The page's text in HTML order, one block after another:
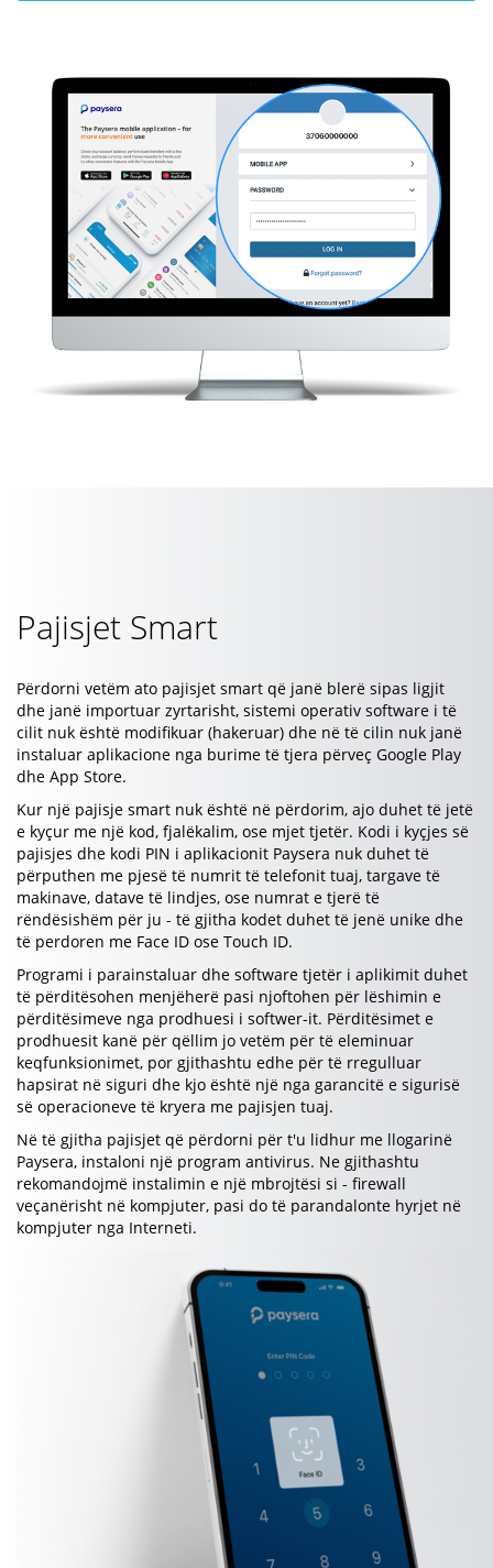
Pajisjet Smart
Përdorni vetëm ato pajisjet smart që janë blerë sipas ligjit
dhe janë importuar zyrtarisht, sistemi operativ software i të
cilit nuk është modifikuar (hakeruar) dhe në të cilin nuk janë
instaluar aplikacione nga burime të tjera përveç Google Play
dhe App Store.
Kur një pajisje smart nuk është në përdorim, ajo duhet të jetë
e kyçur me një kod, fjalëkalim, ose mjet tjetër. Kodi i kyçjes së
pajisjes dhe kodi PIN i aplikacionit Paysera nuk duhet të
përputhen me pjesë të numrit të telefonit tuaj, targave të
makinave, datave të lindjes, ose numrat e tjerë të
rëndësishëm për ju - të gjitha kodet duhet të jenë unike dhe
të perdoren me Face ID ose Touch ID.
Programi i parainstaluar dhe software tjetër i aplikimit duhet
të përditësohen menjëherë pasi njoftohen për lëshimin e
përditësimeve nga prodhuesi i softwer-it. Përditësimet e
prodhuesit kanë për qëllim jo vetëm për të eleminuar
keqfunksionimet, por gjithashtu edhe për të rregulluar
hapsirat në siguri dhe kjo është një nga garancitë e sigurisë
së operacioneve të kryera me pajisjen tuaj.
Në të gjitha pajisjet që përdorni për t'u lidhur me llogarinë
Paysera, instaloni një program antivirus. Ne gjithashtu
rekomandojmë instalimin e një mbrojtësi si - firewall
veçanërisht në kompjuter, pasi do të parandalonte hyrjet në
kompjuter nga Interneti.